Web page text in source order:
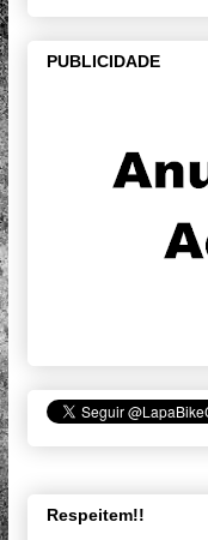
PUBLICIDADE
Respeitem!!